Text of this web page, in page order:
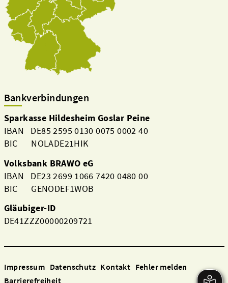
Bankverbindungen
Sparkasse Hildesheim Goslar Peine
IBAN DE85 2595 0130 0075 0002 40
BIC NOLADE21HIK
Volksbank BRAWO eG
IBAN DE23 2699 1066 7420 0480 00
BIC GENODEF1WOB
Gläubiger-ID
DE41ZZZ00000209721
Impressum Datenschutz Kontakt Fehler melden
Barrierefreiheit